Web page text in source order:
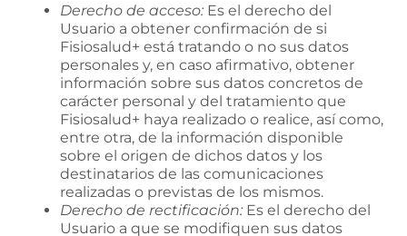
Derecho de acceso: Es el derecho del
Usuario a obtener confirmación de si
Fisiosalud+ está tratando o no sus datos
personales y, en caso afirmativo, obtener
información sobre sus datos concretos de
carácter personal y del tratamiento que
Fisiosalud+ haya realizado o realice, así como,
entre otra, de la información disponible
sobre el origen de dichos datos y los
destinatarios de las comunicaciones
realizadas o previstas de los mismos.
Derecho de rectificación: Es el derecho del
Usuario a que se modifiquen sus datos